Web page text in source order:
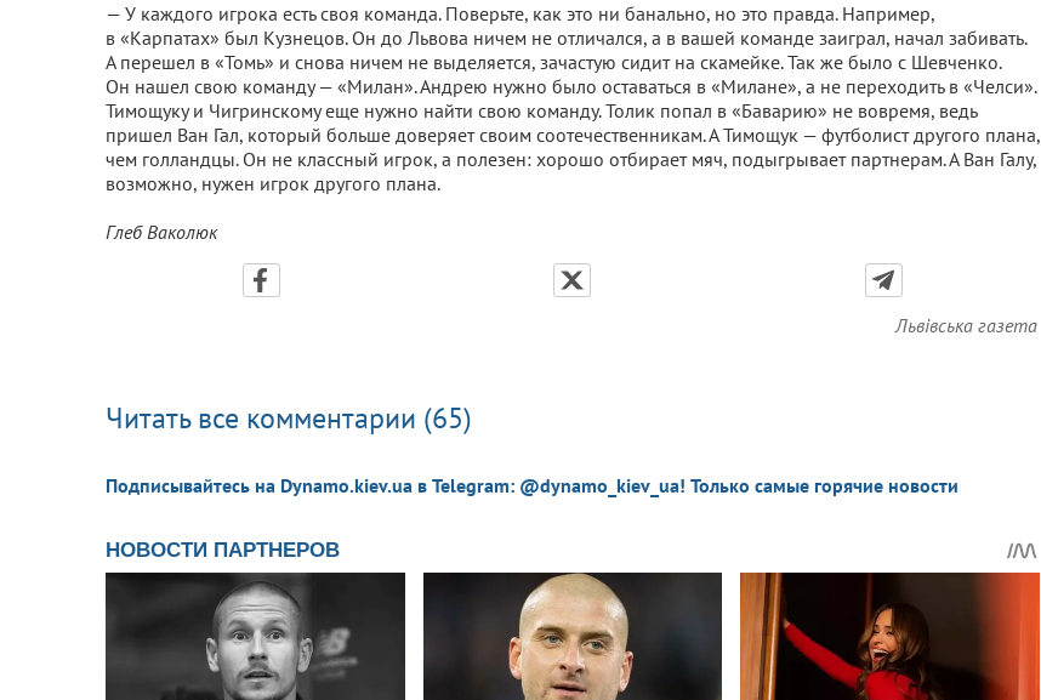
— У каждого игрока есть своя команда. Поверьте, как это ни банально, но это правда. Например,
в «Карпатах» был Кузнецов. Он до Львова ничем не отличался, а в вашей команде заиграл, начал забивать.
А перешел в «Томь» и снова ничем не выделяется, зачастую сидит на скамейке. Так же было с Шевченко.
Он нашел свою команду — «Милан». Андрею нужно было оставаться в «Милане», а не переходить в «Челси».
Тимощуку и Чигринскому еще нужно найти свою команду. Толик попал в «Баварию» не вовремя, ведь
пришел Ван Гал, который больше доверяет своим соотечественникам. А Тимощук — футболист другого плана,
чем голландцы. Он не классный игрок, а полезен: хорошо отбирает мяч, подыгрывает партнерам. А Ван Галу,
возможно, нужен игрок другого плана.
Глеб Ваколюк
Львівська газета
Читать все комментарии (65)
Подписывайтесь на Dynamo.kiev.ua в Telegram: @dynamo_kiev_ua! Только самые горячие новости